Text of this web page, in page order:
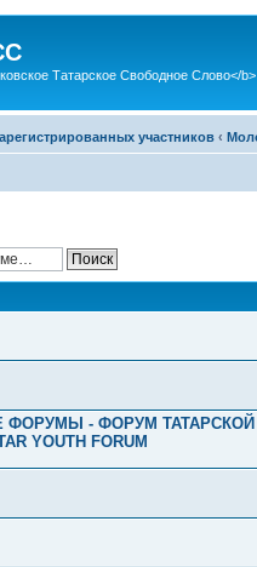
Татарское Свободное Слово</b>
участников ‹
ФОРУМЫ - ФОРУМ
YOUTH FORUM